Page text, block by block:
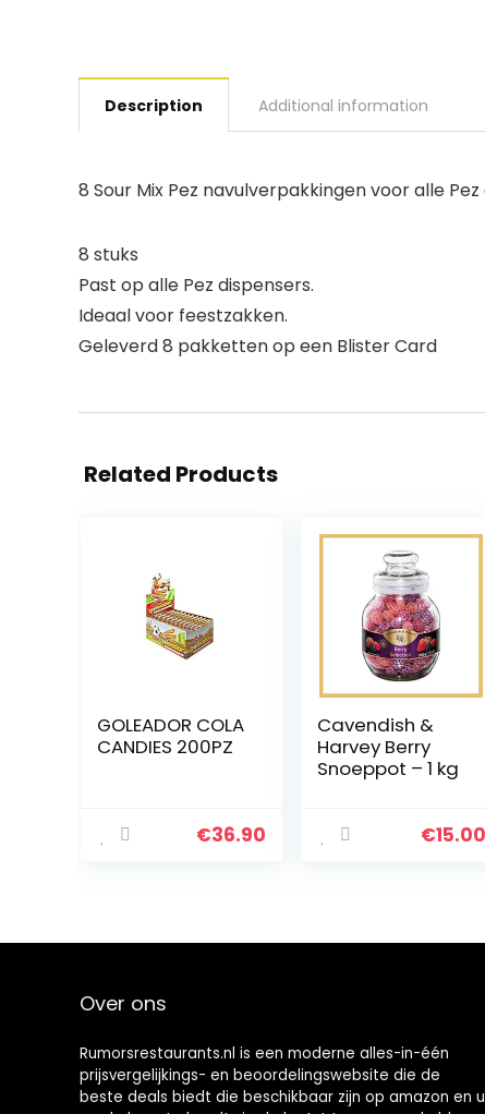
Description Additional information
8 Sour Mix Pez navulverpakkingen voor alle
8 stuks
Past op alle Pez dispensers.
Ideaal voor feestzakken.
Geleverd 8 pakketten op een Blister Card
Related Products
GOLEADOR COLA
CANDIES 200PZ
€36.90
Cavendish &
Harvey Berry
Snoeppot – 1 kg
€15.00
Over ons
Rumorsrestaurants.nl is een moderne alles-in-één
prijsvergelijkings- en beoordelingswebsite die de
beste deals biedt die beschikbaar zijn op amazon en u